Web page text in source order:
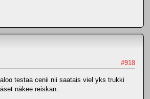
#918
testaa cenii nii saatais viel yks trukki
näkee reiskan..